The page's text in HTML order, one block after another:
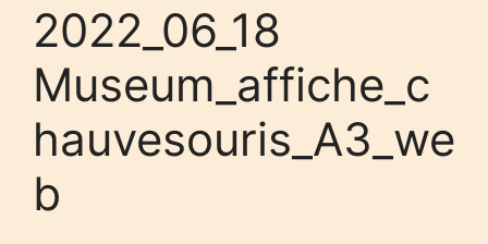
2022_06_18
Museum_affiche_c
hauvesouris_A3_we
b